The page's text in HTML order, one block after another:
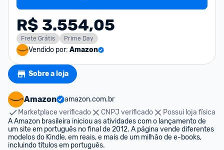
R$ 3.554,05
Frete Grátis Prime Day
Vendido por: Amazon
Sobre a loja
Amazon
amazon.com.br
Marketplace verificado
CNPJ verificado
Possui loja física
A Amazon brasileira iniciou as atividades com o lançamento de
um site em português no final de 2012. A página vende diferentes
modelos do Kindle, em reais, e mais de um milhão de e-books,
incluindo títulos em português.